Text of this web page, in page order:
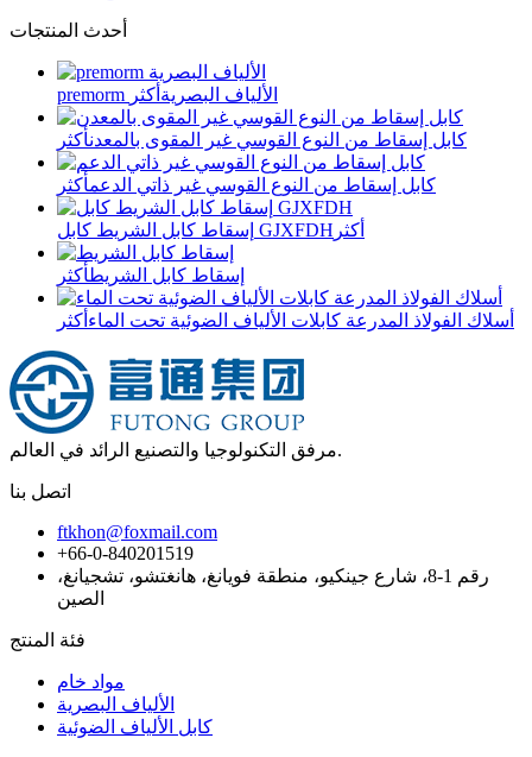
أحدث المنتجات
premorm الألياف البصرية أكثر
كابل إسقاط من النوع القوسي غير المقوى بالمعدنأكثر
كابل إسقاط من النوع القوسي غير ذاتي الدعمأكثر
إسقاط كابل الشريط كابل GJXFDH أكثر
إسقاط كابل الشريطأكثر
أسلاك الفولاذ المدرعة كابلات الألياف الضوئية تحت الماء أكثر
مرفق التكنولوجيا والتصنيع الرائد في العالم.
اتصل بنا
ftkhon@foxmail.com
+66-0-840201519
رقم 1-8، شارع جينكيو، منطقة فويانغ، هانغتشو، تشجيانغ،
الصين
فئة المنتج
مواد خام
الألياف البصرية
كابل الألياف الضوئية